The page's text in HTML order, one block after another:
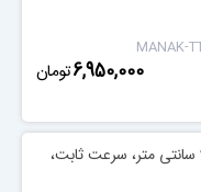
MANAK-
‎6,950,000تومان
میز گردان ماناک قطر 30 سانتی متر، سرعت ثابت،